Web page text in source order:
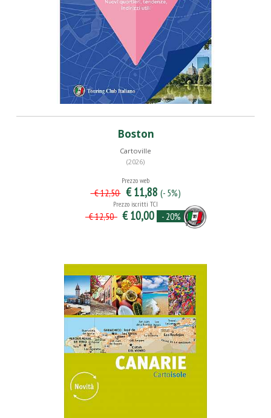
Boston
Cartoville
(2026)
Prezzo web
€ 12,50 € 11,88 (- 5%)
Prezzo iscritti TCI
€ 12,50 € 10,00 - 20%